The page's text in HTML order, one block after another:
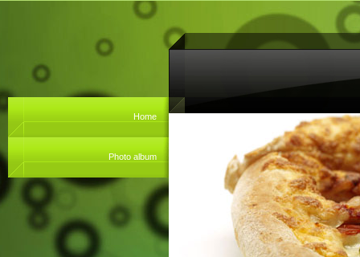
Home
Photo album